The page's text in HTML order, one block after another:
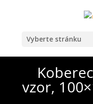
Vyberte stránku
vzor,